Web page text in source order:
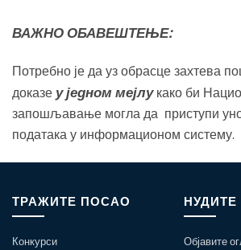
ВАЖНО ОБАВЕШТЕЊЕ:
Потребно је да уз обрасце захтева
доказе у једном мејлукако би
запошљавање могла да приступи
података у информационом систему.
ТРАЖИТЕ ПОСАО
Конкурси
Објавите